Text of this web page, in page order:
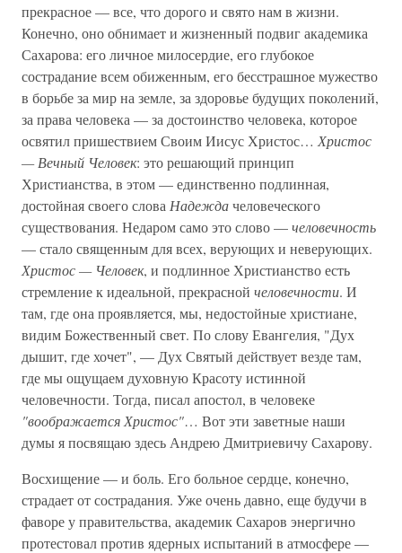
прекрасное — все, что дорого и свято нам в жизни.
Конечно, оно обнимает и жизненный подвиг академика
Сахарова: его личное милосердие, его глубокое
сострадание всем обиженным, его бесстрашное мужество
в борьбе за мир на земле, за здоровье будущих поколений,
за права человека — за достоинство человека, которое
освятил пришествием Своим Иисус Христос… Христос
— Вечный Человек: это решающий принцип
Христианства, в этом — единственно подлинная,
достойная своего слова Надеждачеловеческого
существования. Недаром само это слово —человечность
— стало священным для всех, верующих и неверующих.
Христос — Человек, и подлинное Христианство есть
стремление к идеальной, прекрасной человечности. И
там, где она проявляется, мы, недостойные христиане,
видим Божественный свет. По слову Евангелия, "Дух
дышит, где хочет", — Дух Святый действует везде там,
где мы ощущаем духовную Красоту истинной
человечности. Тогда, писал апостол, в человеке
"воображается Христос"… Вот эти заветные наши
думы я посвящаю здесь Андрею Дмитриевичу Сахарову.
Восхищение — и боль. Его больное сердце, конечно,
страдает от сострадания. Уже очень давно, еще будучи в
фаворе у правительства, академик Сахаров энергично
протестовал против ядерных испытаний в атмосфере —